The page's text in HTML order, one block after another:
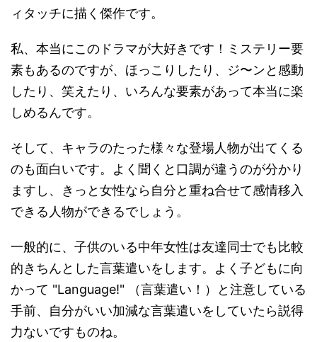
ィタッチに描く傑作です。
私、本当にこのドラマが大好きです！ミステリー要
素もあるのですが、ほっこりしたり、ジ〜ンと感動
したり、笑えたり、いろんな要素があって本当に楽
しめるんです。
そして、キャラのたった様々な登場人物が出てくる
のも面白いです。よく聞くと口調が違うのが分かり
ますし、きっと女性なら自分と重ね合せて感情移入
できる人物ができるでしょう。
一般的に、子供のいる中年女性は友達同士でも比較
的きちんとした言葉遣いをします。よく子どもに向
かって "Language!" （言葉遣い！）と注意している
手前、自分がいい加減な言葉遣いをしていたら説得
力ないですものね。